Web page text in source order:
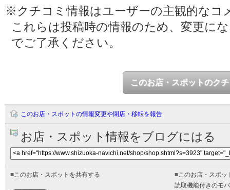
※クチコミ情報はユーザーの主観的なコ
これらは投稿時の情報のため、変更に
でご了承ください。
このお店・スポットのク
このお店・スポットの情報変更や閉店・移転を報告
お店・スポット情報をブログにはる
■ このお店・スポットを共有する ■ このお店・スポ
読取機能付きのモ